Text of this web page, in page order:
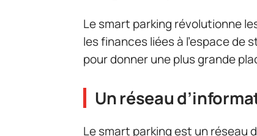
Le smart parking révolutionne
les finances liées à l’espace
pour donner une plus grande
Un réseau
Le smart parking est un réseau